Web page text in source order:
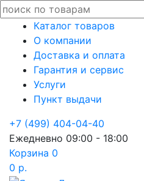
Каталог товаров
О компании
Доставка и оплата
Гарантия и сервис
Услуги
Пункт выдачи
+7 (499) 404-04-40
Ежедневно 09:00 - 18:00
Корзина 0
0 р.